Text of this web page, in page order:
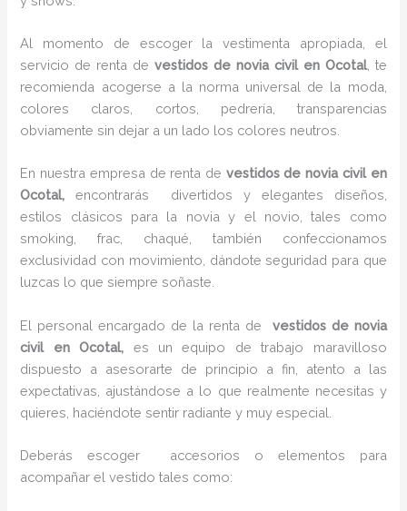
Al momento de escoger la vestimenta apropiada, el
servicio de renta devestidos de novia civil en Ocotal, te
recomienda acogerse a la norma universal de la moda,
colores claros, cortos, pedrería, transparencias
obviamente sin dejar a un lado los colores neutros.
En nuestra empresa de renta de vestidos de novia civil en
Ocotal,encontrarás
divertidos y elegantes diseños,
estilos clásicos para la novia y el novio, tales como
smoking, frac, chaqué, también confeccionamos
exclusividad con movimiento, dándote seguridad para que
luzcas lo que siempre soñaste.
El personal encargado de la renta de vestidos de novia
civil en Ocotal, es un equipo de trabajo maravilloso
dispuesto a asesorarte de principio a fin, atento a las
expectativas, ajustándose a lo que realmente necesitas y
quieres, haciéndote sentir radiante y muy especial.
Deberás escoger accesorios o elementos para
acompañar el vestido tales como: